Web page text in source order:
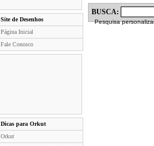
Site de Desenhos
Página Inicial
Fale Conosco
Dicas para Orkut
Orkut
BUSCA:
Pesquisa